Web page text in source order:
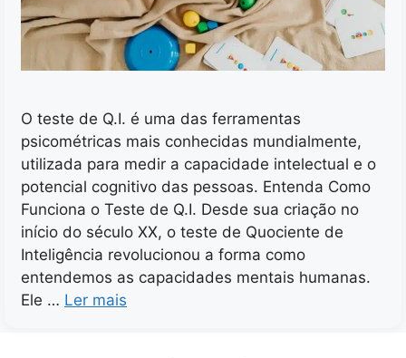
O teste de Q.I. é uma das ferramentas
psicométricas mais conhecidas mundialmente,
utilizada para medir a capacidade intelectual e o
potencial cognitivo das pessoas. Entenda Como
Funciona o Teste de Q.I. Desde sua criação no
início do século XX, o teste de Quociente de
Inteligência revolucionou a forma como
entendemos as capacidades mentais humanas.
Ele … Ler mais